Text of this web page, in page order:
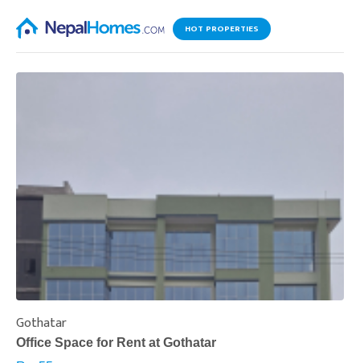
HOT PROPERTIES
Gothatar
Office Space for Rent at Gothatar